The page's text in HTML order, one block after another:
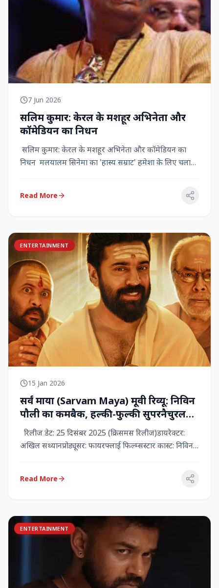
7 Jun 2026
सलिम कुमार: केरल के मशहूर अभिनेता और
कॉमेडियन का निधन
सलिम कुमार: केरल के मशहूर अभिनेता और कॉमेडियन का
निधन मलयालम सिनेमा का 'हास्य सम्राट' हमेशा के लिए चला
Read More
ENTERTAINMENT
15 Jan 2026
सर्वं माया (Sarvam Maya) मूवी रिव्यू: निविन
पौली का कमबैक, हल्की-फुल्की सुपरनैचुरल
कॉमेडी जो दिल को छू जाती है
रिलीज डेट: 25 दिसंबर 2025 (क्रिसमस रिलीज)डायरेक्टर:
अखिल सथ्यानप्रोड्यूसर: फायरफ्लाई फिल्म्सस्टार कास्ट: निविन
Read More
ENTERTAINMENT